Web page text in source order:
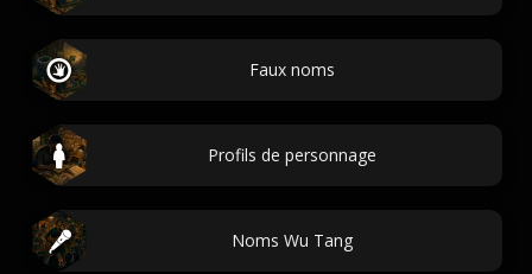
Faux noms
Profils de personnage
Noms Wu Tang